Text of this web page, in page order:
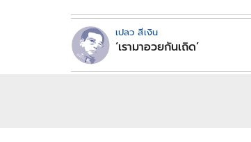
เปลว สีเงิน
‘เรามาอวยกันเถิด’